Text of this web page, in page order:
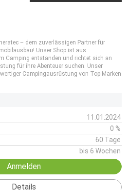
– dem zuverlässigen Partner für
Unser Shop ist aus
Camping entstanden und richtet sich an
für ihre Abenteuer suchen. Unser
Campingausrüstung von Top-Marken
11.01.2024
0 %
60 Tage
bis 6 Wochen
Anmelden
Details